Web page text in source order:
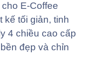
E-Coffee
kế tối giản, tinh
4 chiều cao cấp
đẹp và chỉn